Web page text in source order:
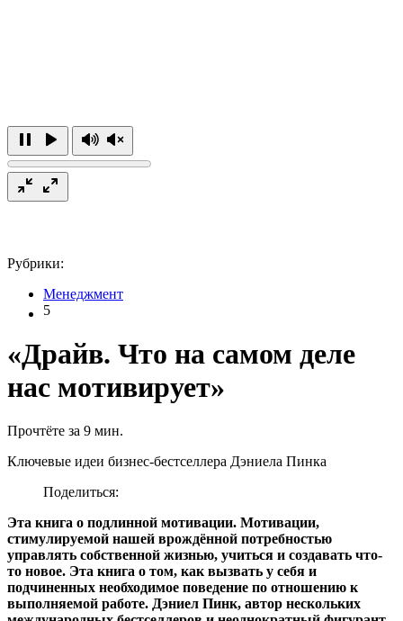
Рубрики:
Менеджмент
5
«Драйв. Что на самом деле
нас мотивирует»
Прочтёте за 9 мин.
Ключевые идеи бизнес-бестселлера Дэниела Пинка
Поделиться:
Эта книга о подлинной мотивации. Мотивации,
стимулируемой нашей врождённой потребностью
управлять собственной жизнью, учиться и создавать что-
то новое. Эта книга о том, как вызвать у себя и
подчиненных необходимое поведение по отношению к
выполняемой работе. Дэниел Пинк, автор нескольких